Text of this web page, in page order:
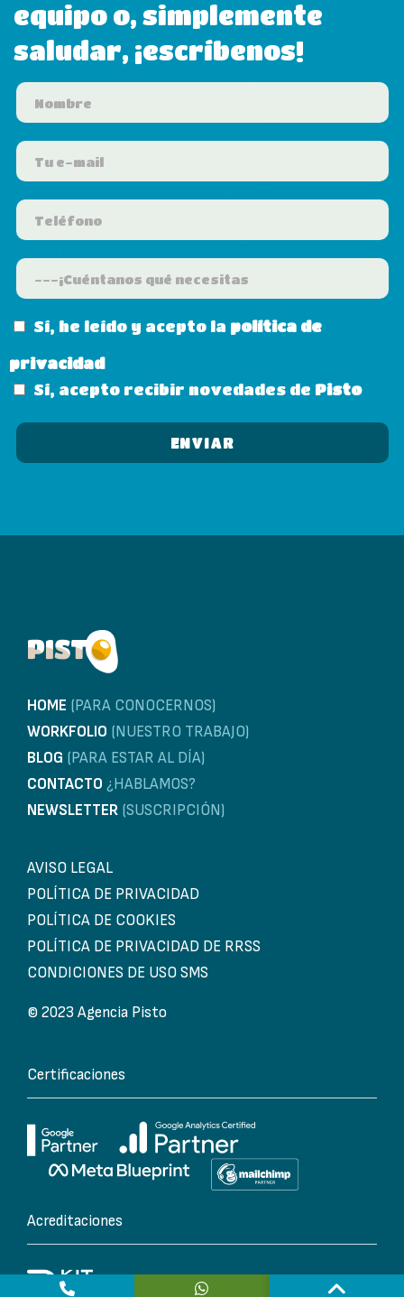
equipo o, simplemente
saludar, ¡escríbenos!
Sí, he leído y acepto la política de
privacidad
Sí, acepto recibir novedades de Pisto
HOME (PARA CONOCERNOS)
WORKFOLIO (NUESTRO TRABAJO)
BLOG (PARA ESTAR AL DÍA)
CONTACTO ¿HABLAMOS?
NEWSLETTER (SUSCRIPCIÓN)
AVISO LEGAL
POLÍTICA DE PRIVACIDAD
POLÍTICA DE COOKIES
POLÍTICA DE PRIVACIDAD DE RRSS
CONDICIONES DE USO SMS
© 2023 Agencia Pisto
Certificaciones
Acreditaciones